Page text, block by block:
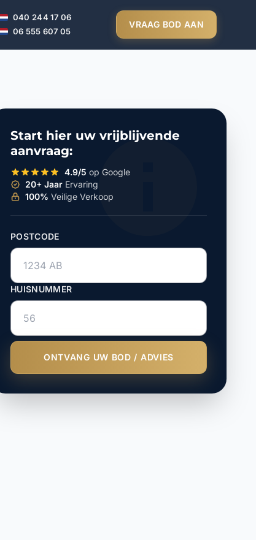
040 244 17 06
06 555 607 05
VRAAG BOD AAN
Start hier uw vrijblijvende
aanvraag:
4.9/5 op Google
20+ Jaar Ervaring
100% Veilige Verkoop
POSTCODE
HUISNUMMER
ONTVANG UW BOD / ADVIES